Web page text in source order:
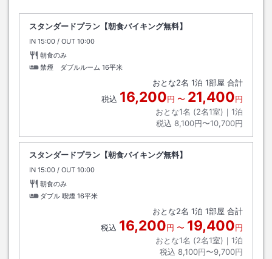
スタンダードプラン【朝食バイキング無料】
IN チェックイン
15:00 / OUT チェックアウト
10:00
朝食のみ
禁煙 ダブルルーム 16平米
おとな2名 1泊 1部屋 合計
税込 16,200円 〜 21,400円
おとな1名 (2名1室)｜ 1泊
税込 8,100円〜10,700円
スタンダードプラン【朝食バイキング無料】
IN チェックイン
15:00 / OUT チェックアウト
10:00
朝食のみ
ダブル 喫煙 16平米
おとな2名 1泊 1部屋 合計
税込 16,200円 〜 19,400円
おとな1名 (2名1室)｜ 1泊
税込 8,100円〜9,700円